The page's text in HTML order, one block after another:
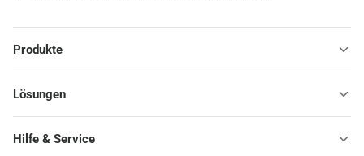
Produkte
Lösungen
Hilfe & Service